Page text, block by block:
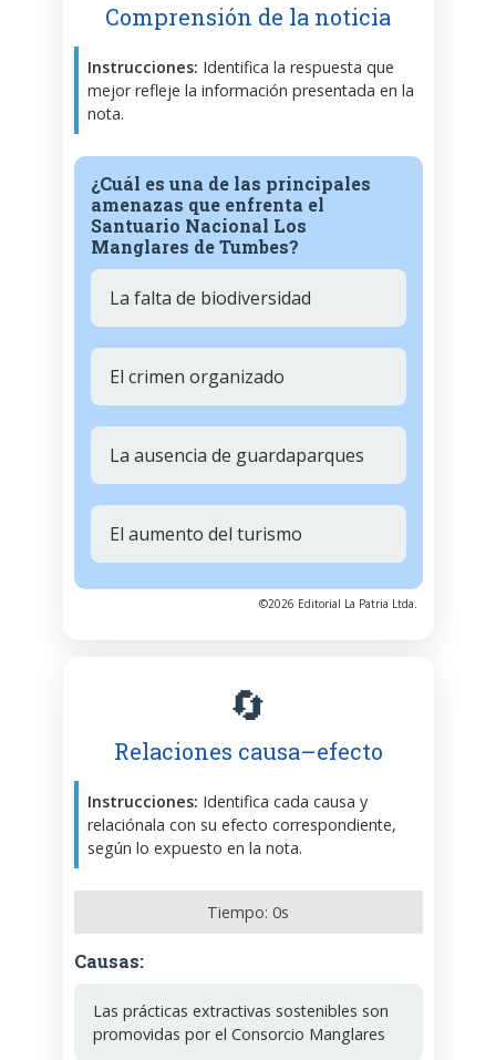
Comprensión de la noticia
Instrucciones: Identifica la respuesta que
mejor refleje la información presentada en la
nota.
¿Cuál es una de las principales
amenazas que enfrenta el
Santuario Nacional Los
Manglares de Tumbes?
La falta de biodiversidad
El crimen organizado
La ausencia de guardaparques
El aumento del turismo
©2026 Editorial La Patria Ltda.
🔄
Relaciones causa–efecto
Instrucciones: Identifica cada causa y
relaciónala con su efecto correspondiente,
según lo expuesto en la nota.
Tiempo: 0s
Causas:
Las prácticas extractivas sostenibles son
promovidas por el Consorcio Manglares